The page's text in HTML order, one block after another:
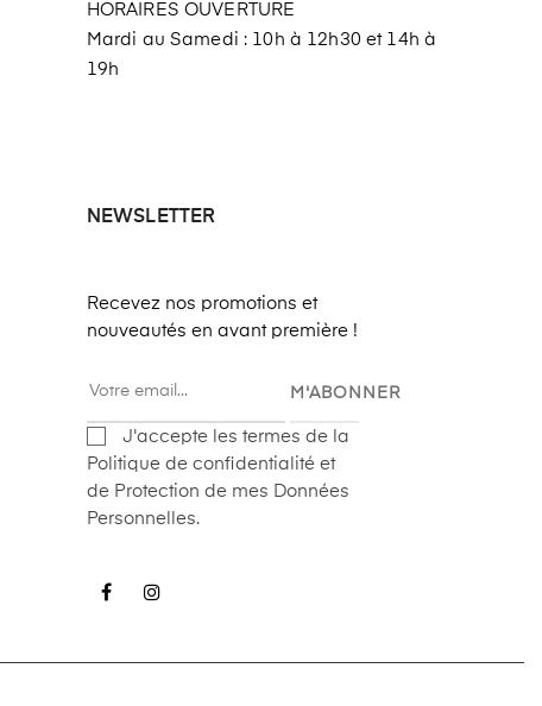
HORAIRES OUVERTURE
Mardi au Samedi : 10h à 12h30 et 14h à
19h
NEWSLETTER
Recevez nos promotions et
nouveautés en avant première !
M'ABONNER
J'accepte les termes de la
Politique de confidentialité et
de Protection de mes Données
Personnelles.
Facebook